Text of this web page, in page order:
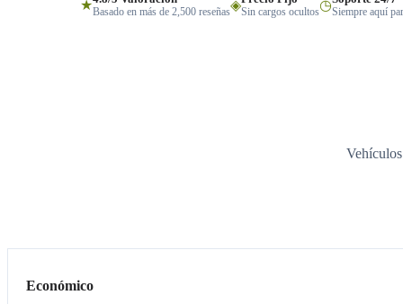
★Basado en más de 2,500 reseñas◈Sin cargos ocultos◷Siempre aquí
Económico